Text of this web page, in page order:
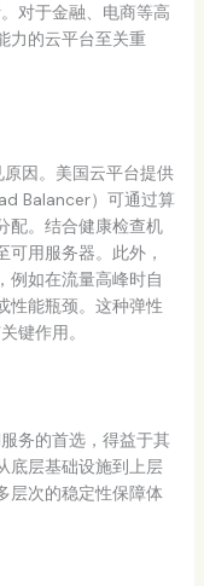
对于金融、电商等高
力的云平台至关重
因。美国云平台提供
Balancer）可通过算
配。结合健康检查机
用服务器。此外，
例如在流量高峰时自
性能瓶颈。这种弹性
键作用。
务的首选，得益于其
底层基础设施到上层
层次的稳定性保障体